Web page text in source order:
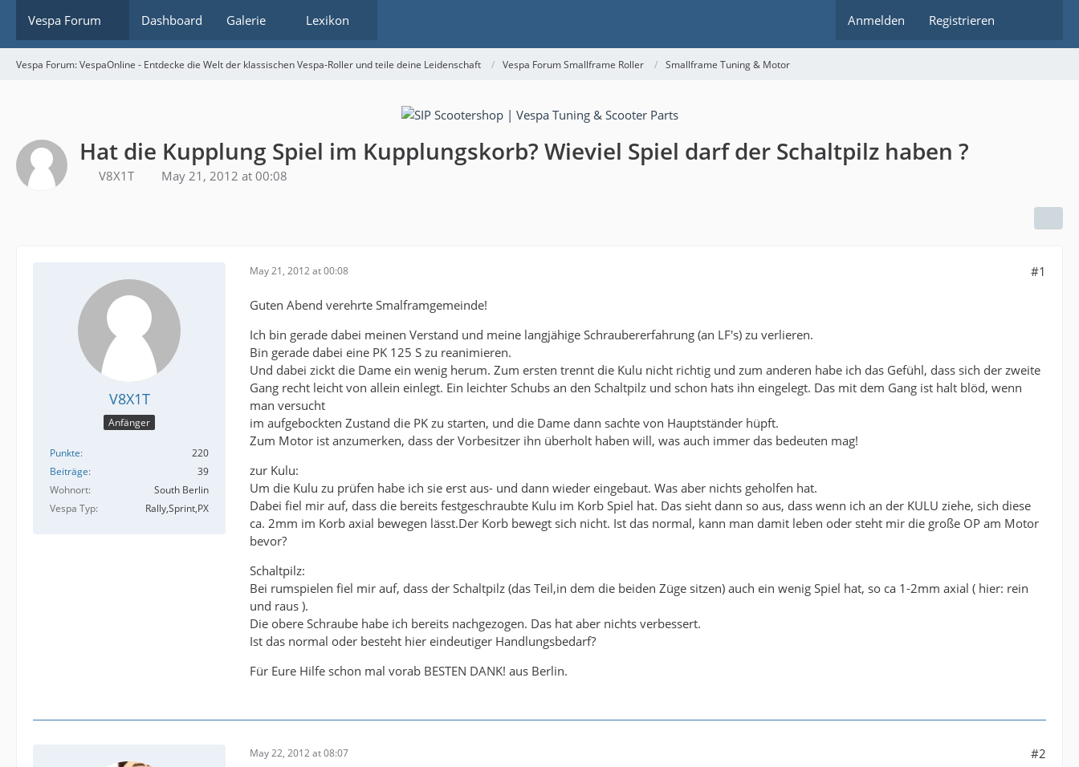
Vespa Forum Dashboard Galerie Lexikon Anmelden Registrieren
Vespa Forum: VespaOnline - Entdecke die Welt der klassischen Vespa-Roller und teile deine Leidenschaft Vespa Forum Smallframe Roller Smallframe Tuning & Motor
Hat die Kupplung Spiel im Kupplungskorb? Wieviel Spiel darf der Schaltpilz haben ?
V8X1T May 21, 2012 at 00:08
V8X1T
Anfänger
Punkte
220
Beiträge
39
Wohnort
South Berlin
Vespa Typ
Rally,Sprint,PX
May 21, 2012 at 00:08 #1
Guten Abend verehrte Smalframgemeinde!
Ich bin gerade dabei meinen Verstand und meine langjähige Schraubererfahrung (an LF's) zu verlieren.
Bin gerade dabei eine PK 125 S zu reanimieren.
Und dabei zickt die Dame ein wenig herum. Zum ersten trennt die Kulu nicht richtig und zum anderen habe ich das Gefühl, dass sich der zweite
Gang recht leicht von allein einlegt. Ein leichter Schubs an den Schaltpilz und schon hats ihn eingelegt. Das mit dem Gang ist halt blöd, wenn
man versucht
im aufgebockten Zustand die PK zu starten, und die Dame dann sachte von Hauptständer hüpft.
Zum Motor ist anzumerken, dass der Vorbesitzer ihn überholt haben will, was auch immer das bedeuten mag!
zur Kulu:
Um die Kulu zu prüfen habe ich sie erst aus- und dann wieder eingebaut. Was aber nichts geholfen hat.
Dabei fiel mir auf, dass die bereits festgeschraubte Kulu im Korb Spiel hat. Das sieht dann so aus, dass wenn ich an der KULU ziehe, sich diese
ca. 2mm im Korb axial bewegen lässt.Der Korb bewegt sich nicht. Ist das normal, kann man damit leben oder steht mir die große OP am Motor
bevor?
Schaltpilz:
Bei rumspielen fiel mir auf, dass der Schaltpilz (das Teil,in dem die beiden Züge sitzen) auch ein wenig Spiel hat, so ca 1-2mm axial ( hier: rein
und raus ).
Die obere Schraube habe ich bereits nachgezogen. Das hat aber nichts verbessert.
Ist das normal oder besteht hier eindeutiger Handlungsbedarf?
Für Eure Hilfe schon mal vorab BESTEN DANK! aus Berlin.
May 22, 2012 at 08:07 #2